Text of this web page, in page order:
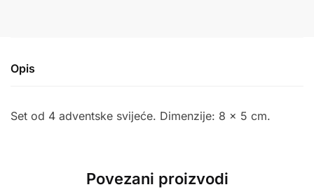
Opis
Set od 4 adventske svijeće. Dimenzije: 8 x 5 cm.
Povezani proizvodi